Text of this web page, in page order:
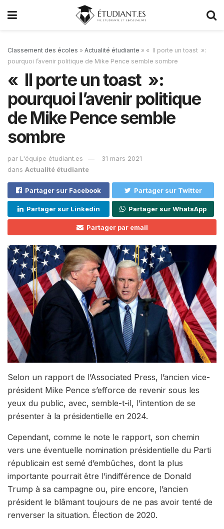
Classement des écoles » Actualité étudiante » « Il porte un toast »:
pourquoi l’avenir politique de Mike Pence semble sombre
« Il porte un toast »:
pourquoi l’avenir politique
de Mike Pence semble
sombre
par L'équipe étudiant.es
31 mars 2021
dans Actualité étudiante
Partager sur Facebook Partager sur Twitter
Partager sur Linkedin Partager sur WhatsApp
Partager par email
Selon un rapport de l’Associated Press, l’ancien vice-
président Mike Pence s’efforce de revenir sous les
yeux du public, avec, semble-t-il, l’intention de se
présenter à la présidentielle en 2024.
Cependant, comme le note le rapport, son chemin
vers une éventuelle nomination présidentielle du Parti
républicain est semé d’embûches, dont la plus
importante pourrait être l’indifférence de Donald
Trump à sa campagne ou, pire encore, l’ancien
président le blâmant toujours de ne pas avoir tenté de
renverser la situation. Élection de 2020.